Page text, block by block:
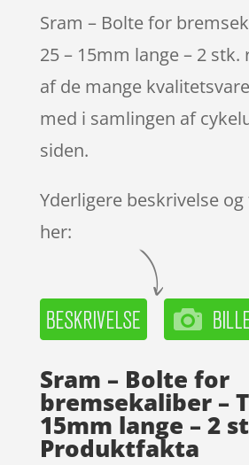
mmelser
Sram – Bolte for
25 – 15mm lange – 2
af de mange
med i samlingen af
siden.
Yderligere beskrivelse
her:
Sram – Bolte for
bremsekaliber –
15mm lange – 2
Produktfakta